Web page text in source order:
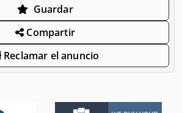
Guardar
Compartir
Reclamar el anuncio